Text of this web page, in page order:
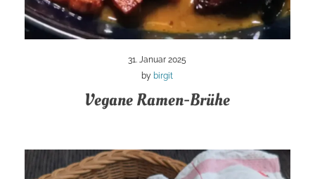
31. Januar 2025
by birgit
Vegane Ramen-Brühe